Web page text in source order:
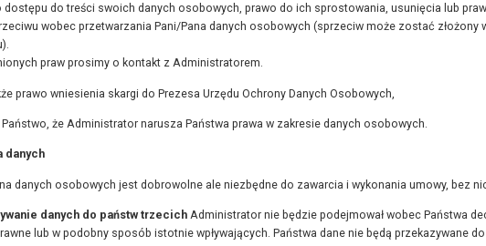
dostępu do treści swoich danych osobowych, prawo do ich sprostowania, usunięcia lub
wobec przetwarzania Pani/Pana danych osobowych (sprzeciw może zostać
praw prosimy o kontakt z Administratorem.
prawo wniesienia skargi do Prezesa Urzędu Ochrony Danych Osobowych,
że Administrator narusza Państwa prawa w zakresie danych osobowych.
danych
danych osobowych jest dobrowolne ale niezbędne do zawarcia i wykonania umowy, bez
danych do państw trzecich Administrator nie będzie podejmował wobec Państwa
lub w podobny sposób istotnie wpływających. Państwa dane nie będą przekazywane